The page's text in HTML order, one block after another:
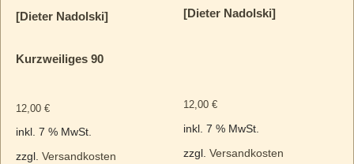
[Dieter Nadolski]
Kurzweiliges 90
12,00 €
inkl. 7 % MwSt.
zzgl. Versandkosten
[Dieter Nadolski]
12,00€
inkl. 7 % MwSt.
zzgl.Versandkosten